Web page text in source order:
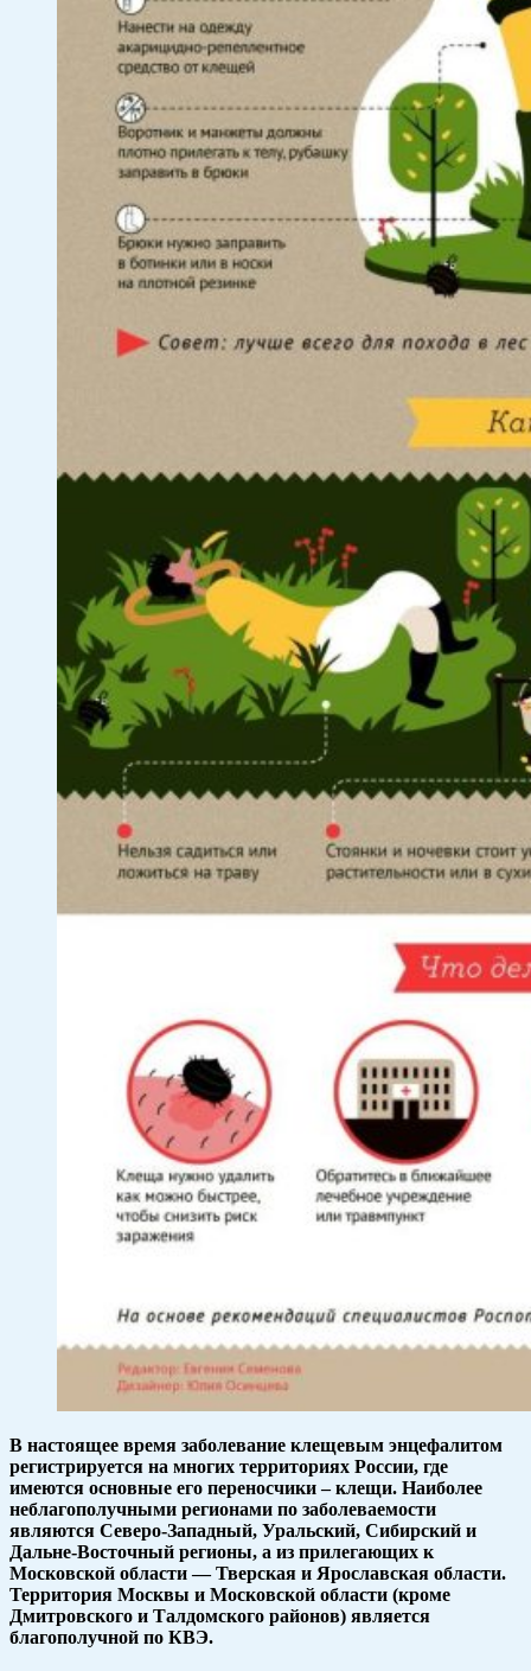
В настоящее время заболевание клещевым энцефалитом
регистрируется на многих территориях России, где
имеются основные его переносчики – клещи. Наиболее
неблагополучными регионами по заболеваемости
являются Северо-Западный, Уральский, Сибирский и
Дальне-Восточный регионы, а из прилегающих к
Московской области — Тверская и Ярославская области.
Территория Москвы и Московской области (кроме
Дмитровского и Талдомского районов) является
благополучной по КВЭ.